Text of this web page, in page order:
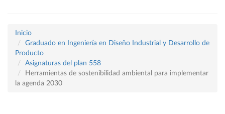
Inicio
Graduado en Ingeniería en Diseño Industrial y Desarrollo de
Producto
Asignaturas del plan 558
Herramientas de sostenibilidad ambiental para implementar
la agenda 2030